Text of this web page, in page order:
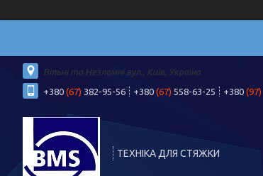
Вільні та Незламні вул., Київ, Україна
+380 (67) 382-95-56 +380 (67) 558-63-25 +380 (97)
ТЕХНІКА ДЛЯ СТЯЖКИ